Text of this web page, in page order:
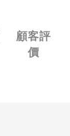
顧客評
價